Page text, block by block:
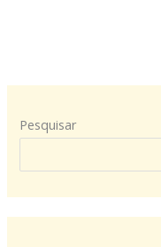
Pesquisar